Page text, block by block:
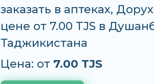
заказать в аптеках,
цене от 7.00 TJS в
Таджикистана
Цена: от 7.00 TJS